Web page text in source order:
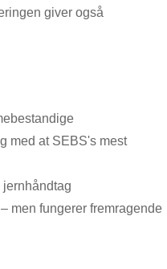
giver også
med at SEBS's mest
men fungerer fremragende